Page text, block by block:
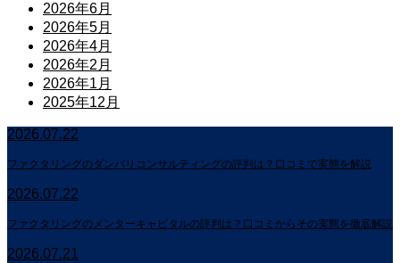
2026年6月
2026年5月
2026年4月
2026年2月
2026年1月
2025年12月
2026.07.22
ファクタリングのダンバリコンサルティングの評判は？口コミで実態を解説
2026.07.22
ファクタリングのメンターキャピタルの評判は？口コミからその実態を徹底解説
2026.07.21